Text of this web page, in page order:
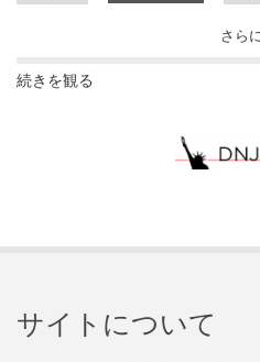
さらに
続きを観る
サイトについて